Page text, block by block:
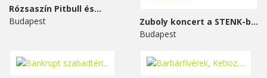
Rózsaszín Pitbull és...
Budapest
Zuboly koncert a STENK-ben
Budapest